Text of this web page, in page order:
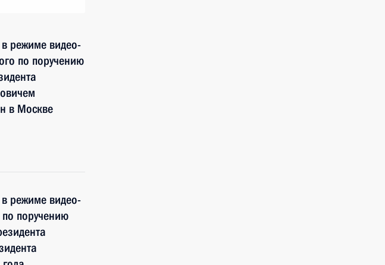
режиме видео-
по поручению
в Москве
режиме видео-
поручению